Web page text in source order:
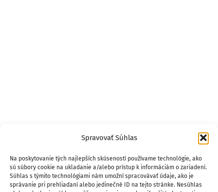
Spravovať Súhlas
Na poskytovanie tých najlepších skúseností používame technológie, ako
sú súbory cookie na ukladanie a/alebo prístup k informáciám o zariadení.
Súhlas s týmito technológiami nám umožní spracovávať údaje, ako je
správanie pri prehliadaní alebo jedinečné ID na tejto stránke. Nesúhlas